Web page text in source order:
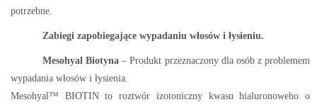
potrzebne.
Zabiegi zapobiegające wypadaniu włosów i łysieniu.
Mesohyal Biotyna– Produkt przeznaczony dla osób z problemem
wypadania włosów i łysienia.
Mesohyal™ BIOTIN to roztwór izotoniczny kwasu hialuronoweho o